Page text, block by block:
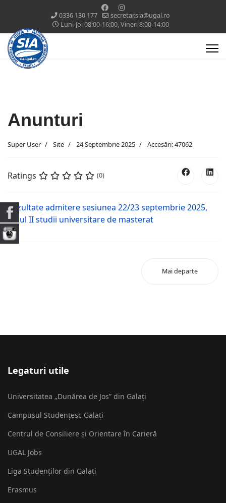
0336 130 177
secretar.sia@ugal.ro
Luni-Joi 08:00-16:00, Vineri 8:00-14:00
Anunturi
Super User Site 24 Septembrie 2025 Accesări: 47062
Ratings (0)
Rezultate admitere sesiunea 22/23 septembrie 2025,
ciclul II studii universitare de masterat
Mai departe
Legaturi utile
Universitatea „Dunărea de Jos” din Galați
Campusul Studențesc Galați
Centrul de Consiliere și Orientare în Carieră
UGAL Jobs
Liga Studenților din Galați
Erasmus